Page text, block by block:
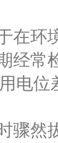
在
经常
电
骤然